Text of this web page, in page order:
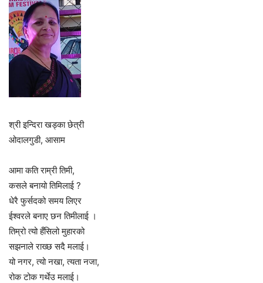
श्री इन्दिरा खड्का छेत्री
ओदालगुडी, आसाम
आमा कति राम्री तिमी,
कसले बनायो तिमिलाई ?
धेरै फुर्सदको समय लिएर
ईश्वरले बनाए छन तिमीलाई ।
तिम्रो त्यो हँसिलो मुहारको
सझनाले राख्छ सदै मलाई।
यो नगर, त्यो नखा, त्यता नजा,
रोक टोक गर्थेउ मलाई।